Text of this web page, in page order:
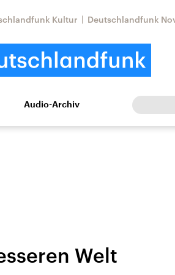
Kultur Deutschlandfunk
Kultur Europa
Iran
Audio-Archiv
Welt